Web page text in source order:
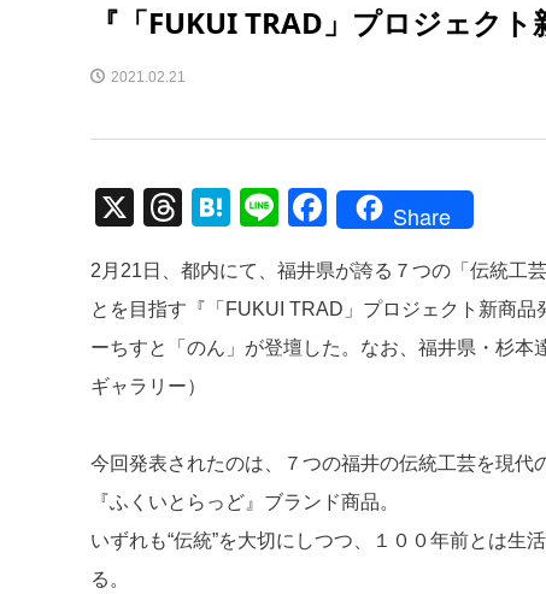
『「FUKUI TRAD」プロジェクト
2021.02.21
X
T
e
a
d
s
H
e
n
a
Li
e
F
c
e
b
k
Share
2月21日、都内にて、福井県が誇る７つの「伝統工
とを目指す『「FUKUI TRAD」プロジェクト新商
ーちすと「のん」が登壇した。なお、福井県・杉
ギャラリー）
今回発表されたのは、７つの福井の伝統工芸を現
『ふくいとらっど』ブランド商品。
いずれも“伝統”を大切にしつつ、１００年前とは生
る。